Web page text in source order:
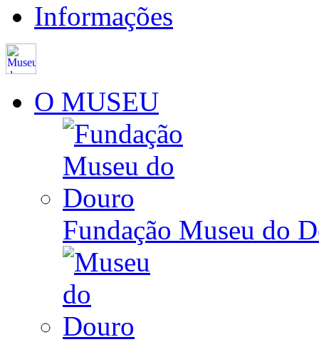
Informações
O MUSEU
Fundação Museu do